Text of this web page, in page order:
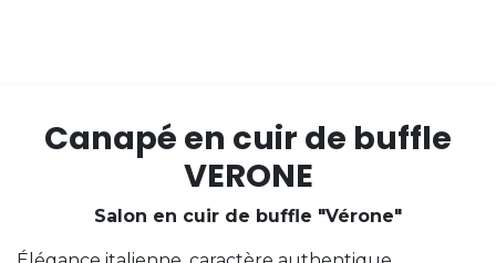
Canapé en cuir de buffle
VERONE
Salon en cuir de buffle "Vérone"